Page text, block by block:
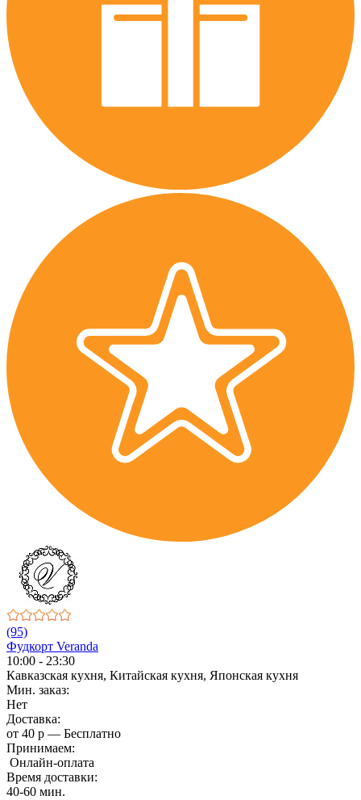
(95)
Фудкорт Veranda
10:00 - 23:30
Кавказская кухня, Китайская кухня, Японская кухня
Мин. заказ:
Нет
Доставка:
от 40 р — Бесплатно
Принимаем:
Онлайн-оплата
Время доставки:
40-60 мин.